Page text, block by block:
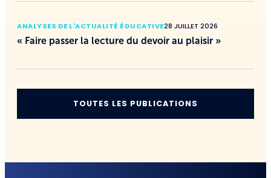
ANALYSES DE L'ACTUALITÉ ÉDUCATIVE28 JUILLET 2026
« Faire passer la lecture du devoir au plaisir »
TOUTES LES PUBLICATIONS